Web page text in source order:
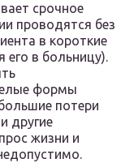
срочное
проводятся без
в короткие
его в больницу).
формы
потери
другие
жизни и